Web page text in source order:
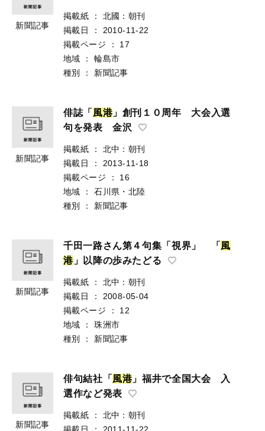
新聞記事
掲載紙 ：
北國：朝刊
掲載日
：
2010-11-22
掲載ページ
：
17
地域
：
輪島市
種別
： 新聞記事
新聞記事
俳誌「 風港」創刊１０周年 大会入選
句を発表 金沢
掲載紙 ：
北中：朝刊
掲載日
：
2013-11-18
掲載ページ
：
16
地域
：
石川県・北陸
種別
： 新聞記事
新聞記事
千田一路さん第４句集「視界」 「 風
港」以降の歩みたどる
掲載紙 ：
北中：朝刊
掲載日
：
2008-05-04
掲載ページ
：
12
地域
：
珠洲市
種別
： 新聞記事
新聞記事
俳句結社「 風港」福井で全国大会 入
選作など発表
掲載紙 ：
北中：朝刊
掲載日
：
2011-11-22